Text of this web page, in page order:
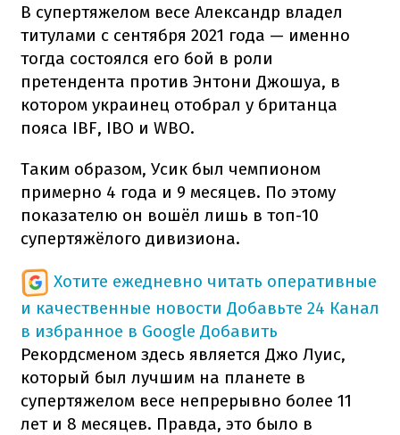
В супертяжелом весе Александр владел
титулами с сентября 2021 года — именно
тогда состоялся его бой в роли
претендента против Энтони Джошуа, в
котором украинец отобрал у британца
пояса IBF, IBO и WBO.
Таким образом, Усик был чемпионом
примерно 4 года и 9 месяцев. По этому
показателю он вошёл лишь в топ-10
супертяжёлого дивизиона.
Хотите ежедневно читать оперативные
и качественные новости Добавьте 24 Канал
в избранное в Google Добавить
Рекордсменом здесь является Джо Луис,
который был лучшим на планете в
супертяжелом весе непрерывно более 11
лет и 8 месяцев. Правда, это было в